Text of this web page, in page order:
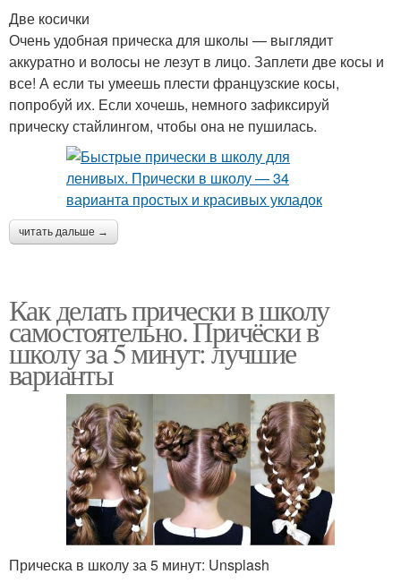
Две косички
Очень удобная прическа для школы — выглядит
аккуратно и волосы не лезут в лицо. Заплети две косы и
все! А если ты умеешь плести французские косы,
попробуй их. Если хочешь, немного зафиксируй
прическу стайлингом, чтобы она не пушилась.
читать дальше →
Как делать прически в школу
самостоятельно. Причёски в
школу за 5 минут: лучшие
варианты
Прическа в школу за 5 минут: Unsplash